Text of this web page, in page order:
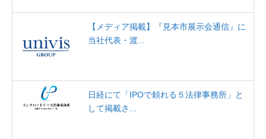
【メディア掲載】『見本市展示会通信』に
当社代表・渡...
日経にて「IPOで頼れる５法律事務所」と
して掲載さ...